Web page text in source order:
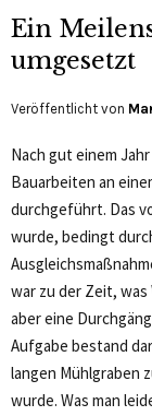
Ein
umgesetzt
Veröffentlicht von
Nach gut einem
Bauarbeiten an
durchgeführt. Das
wurde, bedingt
war zu der Zeit,
aber eine
Aufgabe bestand
langen Mühlgraben
wurde. Was man